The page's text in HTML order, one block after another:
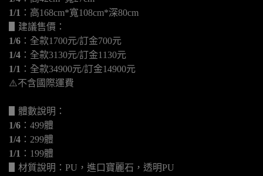
1/1 ：高168cm*寬108cm*深80cm
▋建議售價：
1/6 ：全款1700元/訂金700元
1/4 ：全款3130元/訂金1130元
1/1 ：全款34900元/訂金14900元
⚠️不含國際運費
▋體數說明：
1/6 ：499體
1/4 ：299體
1/1 ：199體
▋材質說明：PU，進口寶麗石，透明PU